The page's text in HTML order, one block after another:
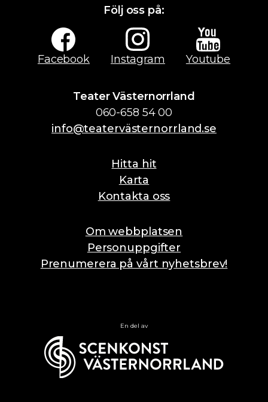
Teater Västernorrland
060-658 54 00
info@teatervästernorrland.se
Hitta hit
Karta
Kontakta oss
Om webbplatsen
Personuppgifter
Prenumerera på vårt nyhetsbrev!
En del av
Följ oss på:
Facebook Instagram Youtube